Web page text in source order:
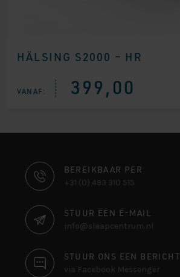
HÄLSING S2000 – HR
VANAF: 399,00
CONTACT
INFORMATIE
BEREIKBAAR PER
+31 (0) 493 310 515
STUUR EEN E-MAIL
info@slaapcentrum.nl
STUUR ONS EEN BERICHT
via Facebook Messenger